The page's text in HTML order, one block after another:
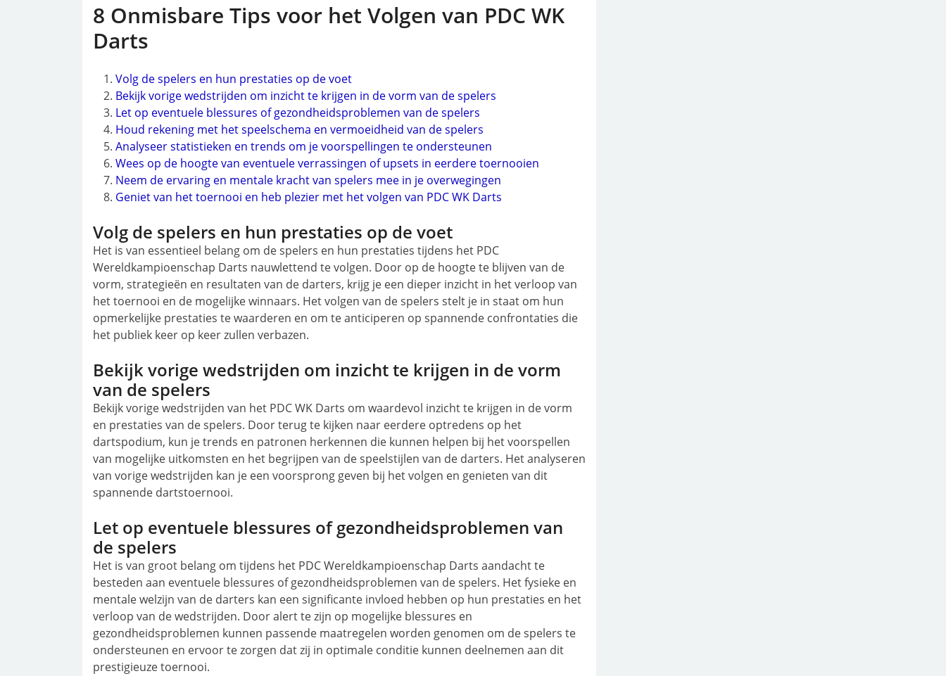
8 Onmisbare Tips voor het Volgen van PDC WK
Darts
Volg de spelers en hun prestaties op de voet
Bekijk vorige wedstrijden om inzicht te krijgen in de vorm van de spelers
Let op eventuele blessures of gezondheidsproblemen van de spelers
Houd rekening met het speelschema en vermoeidheid van de spelers
Analyseer statistieken en trends om je voorspellingen te ondersteunen
Wees op de hoogte van eventuele verrassingen of upsets in eerdere toernooien
Neem de ervaring en mentale kracht van spelers mee in je overwegingen
Geniet van het toernooi en heb plezier met het volgen van PDC WK Darts
Volg de spelers en hun prestaties op de voet
Het is van essentieel belang om de spelers en hun prestaties tijdens het PDC
Wereldkampioenschap Darts nauwlettend te volgen. Door op de hoogte te blijven van de
vorm, strategieën en resultaten van de darters, krijg je een dieper inzicht in het verloop van
het toernooi en de mogelijke winnaars. Het volgen van de spelers stelt je in staat om hun
opmerkelijke prestaties te waarderen en om te anticiperen op spannende confrontaties die
het publiek keer op keer zullen verbazen.
Bekijk vorige wedstrijden om inzicht te krijgen in de vorm
van de spelers
Bekijk vorige wedstrijden van het PDC WK Darts om waardevol inzicht te krijgen in de vorm
en prestaties van de spelers. Door terug te kijken naar eerdere optredens op het
dartspodium, kun je trends en patronen herkennen die kunnen helpen bij het voorspellen
van mogelijke uitkomsten en het begrijpen van de speelstijlen van de darters. Het analyseren
van vorige wedstrijden kan je een voorsprong geven bij het volgen en genieten van dit
spannende dartstoernooi.
Let op eventuele blessures of gezondheidsproblemen van
de spelers
Het is van groot belang om tijdens het PDC Wereldkampioenschap Darts aandacht te
besteden aan eventuele blessures of gezondheidsproblemen van de spelers. Het fysieke en
mentale welzijn van de darters kan een significante invloed hebben op hun prestaties en het
verloop van de wedstrijden. Door alert te zijn op mogelijke blessures en
gezondheidsproblemen kunnen passende maatregelen worden genomen om de spelers te
ondersteunen en ervoor te zorgen dat zij in optimale conditie kunnen deelnemen aan dit
prestigieuze toernooi.